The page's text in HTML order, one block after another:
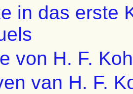
in das erste
von H. F.
van H. F.